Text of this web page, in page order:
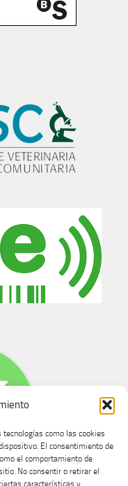
como las cookies
El consentimiento de
el comportamiento de
No consentir o retirar el
características y